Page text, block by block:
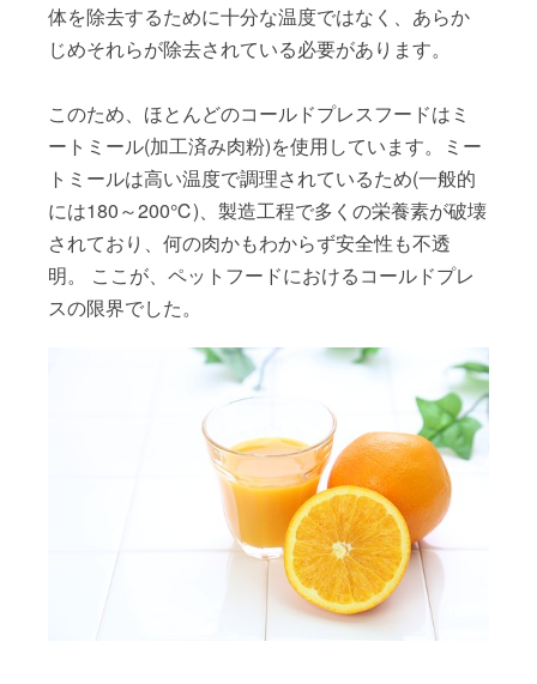
体を除去するために十分な温度ではなく、あらか
じめそれらが除去されている必要があります。
このため、ほとんどのコールドプレスフードはミ
ートミール(加工済み肉粉)を使用しています。ミー
トミールは高い温度で調理されているため(一般的
には180～200℃)、製造工程で多くの栄養素が破壊
されており、何の肉かもわからず安全性も不透
明。 ここが、ペットフードにおけるコールドプレ
スの限界でした。